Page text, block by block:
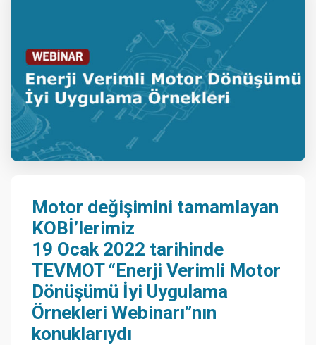
Motor değişimini tamamlayan
KOBİ’lerimiz
19 Ocak 2022 tarihinde
TEVMOT “Enerji Verimli Motor
Dönüşümü İyi Uygulama
Örnekleri Webinarı”nın
konuklarıydı